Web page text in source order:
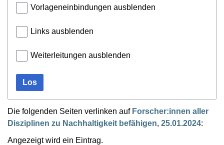
Vorlageneinbindungen ausblenden
Links ausblenden
Weiterleitungen ausblenden
Los
Die folgenden Seiten verlinken auf Forscher:innen aller
Disziplinen zu Nachhaltigkeit befähigen, 25.01.2024:
Angezeigt wird ein Eintrag.